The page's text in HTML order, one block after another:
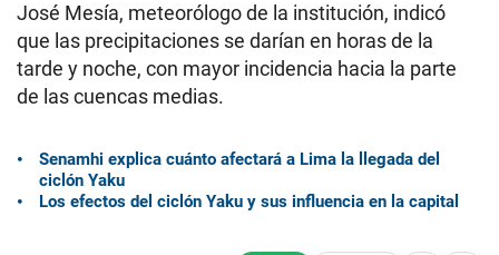
José Mesía, meteorólogo de la institución, indicó
que las precipitaciones se darían en horas de la
tarde y noche, con mayor incidencia hacia la parte
de las cuencas medias.
Senamhi explica cuánto afectará a Lima la llegada del
ciclón Yaku
Los efectos del ciclón Yaku y sus influencia en la capital